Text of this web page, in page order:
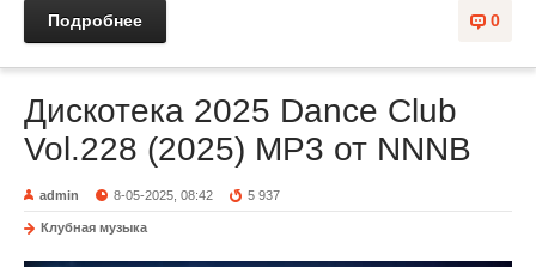
0
Подробнее
Дискотека 2025 Dance Club
Vol.228 (2025) MP3 от NNNB
admin 8-05-2025, 08:42 5 937
Клубная музыка